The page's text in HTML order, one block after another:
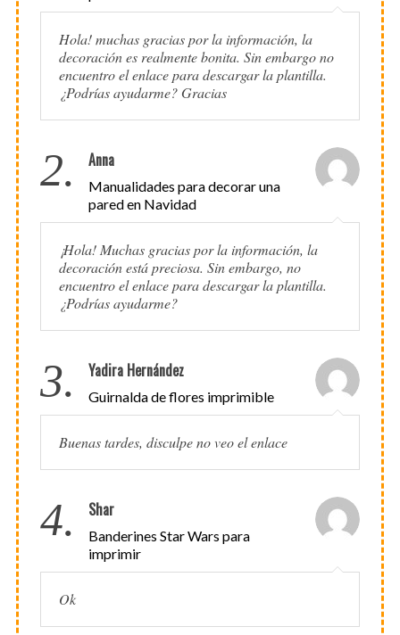
Hola! muchas gracias por la información, la
decoración es realmente bonita. Sin embargo no
encuentro el enlace para descargar la plantilla.
¿Podrías ayudarme? Gracias
2. Anna
Manualidades para decorar una
pared en Navidad
¡Hola! Muchas gracias por la información, la
decoración está preciosa. Sin embargo, no
encuentro el enlace para descargar la plantilla.
¿Podrías ayudarme?
3. Yadira Hernández
Guirnalda de flores imprimible
Buenas tardes, disculpe no veo el enlace
4. Shar
Banderines Star Wars para
imprimir
Ok